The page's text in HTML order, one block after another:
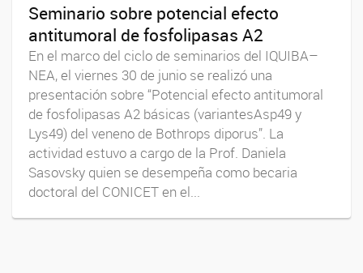
Seminario sobre potencial efecto
antitumoral de fosfolipasas A2
En el marco del ciclo de seminarios del IQUIBA–
NEA, el viernes 30 de junio se realizó una
presentación sobre “Potencial efecto antitumoral
de fosfolipasas A2 básicas (variantesAsp49 y
Lys49) del veneno de Bothrops diporus”. La
actividad estuvo a cargo de la Prof. Daniela
Sasovsky quien se desempeña como becaria
doctoral del CONICET en el...